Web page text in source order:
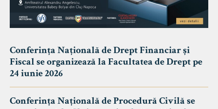
Conferința Națională de Drept Financiar și
Fiscal se organizează la Facultatea de Drept pe
24 iunie 2026
Conferința Națională de Procedură Civilă se